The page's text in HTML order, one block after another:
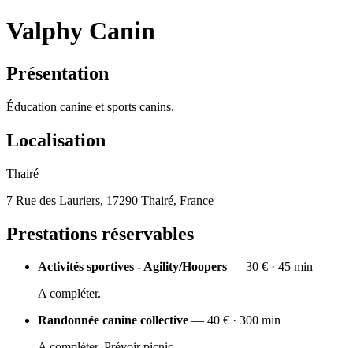
Valphy Canin
Présentation
Éducation canine et sports canins.
Localisation
Thairé
7 Rue des Lauriers, 17290 Thairé, France
Prestations réservables
Activités sportives - Agility/Hoopers — 30 € · 45 min
A compléter.
Randonnée canine collective — 40 € · 300 min